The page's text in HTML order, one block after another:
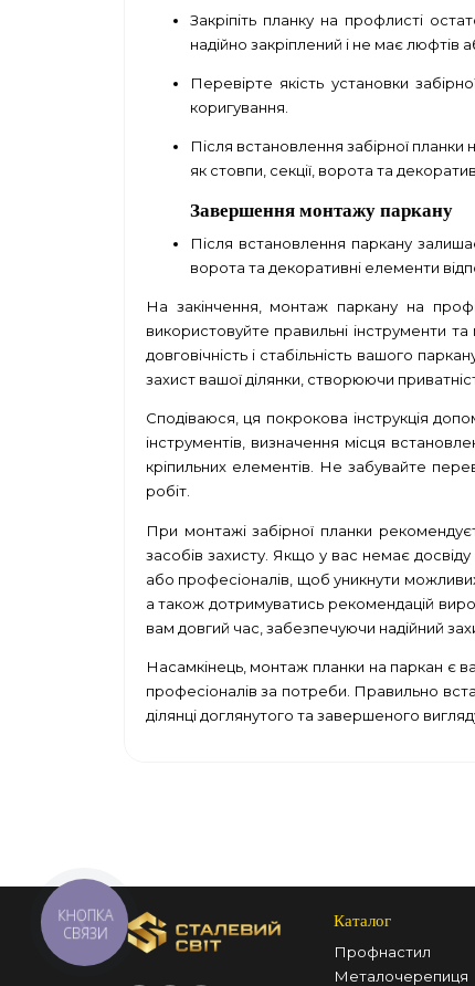
Закріпіть планку на профлисті
надійно закріплений і не має люфтів
Перевірте якість установки
коригування.
Після встановлення забірної
як стовпи, секції, ворота та
Завершення монтажу паркану
Після встановлення паркану
ворота та декоративні елементи
На закінчення, монтаж паркану на
використовуйте правильні інструменти
довговічність і стабільність вашого
захист вашої ділянки, створюючи
Сподіваюся, ця покрокова інструкція
інструментів, визначення місця
кріпильних елементів. Не забувайте
робіт.
При монтажі забірної планки
засобів захисту. Якщо у вас немає
або професіоналів, щоб уникнути
а також дотримуватись рекомендацій
вам довгий час, забезпечуючи надійний
Насамкінець, монтаж планки на паркан є
професіоналів за потреби. Правильно
ділянці доглянутого та завершеного
Каталог
Профнастил
Металочерепиця
КНОПКА
СВЯЗИ